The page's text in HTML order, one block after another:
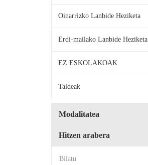
Oinarrizko Lanbide Heziketa
Erdi-mailako Lanbide Heziketa
EZ ESKOLAKOAK
Taldeak
Modalitatea
Hitzen arabera